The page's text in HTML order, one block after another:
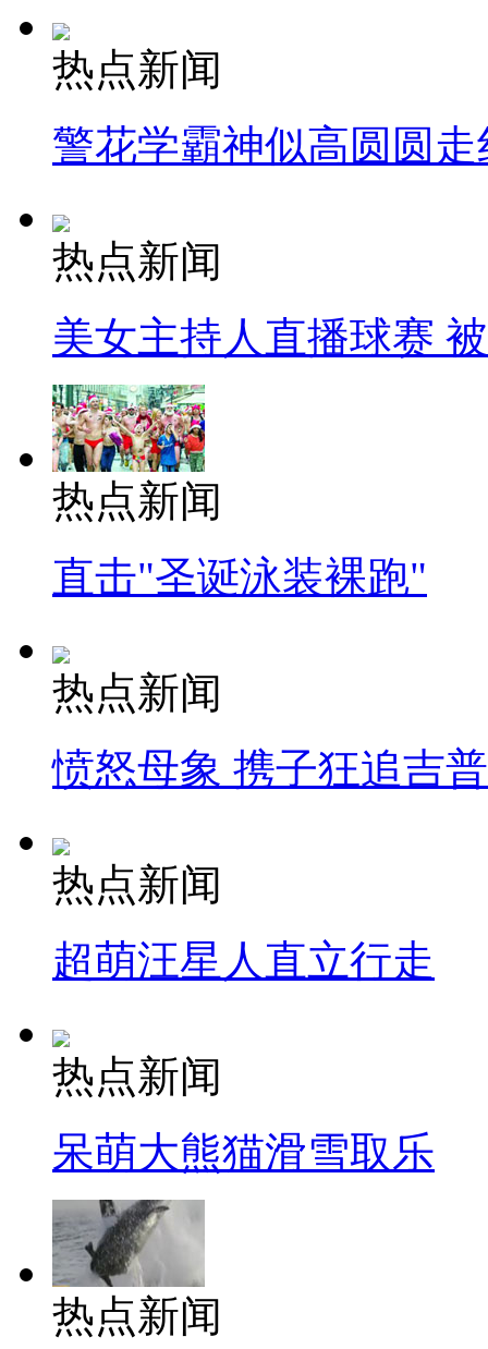
热点新闻
警花学霸神似高圆圆走
热点新闻
美女主持人直播球赛
热点新闻
直击"圣诞泳装裸跑"
热点新闻
愤怒母象 携子狂追吉
热点新闻
超萌汪星人直立行走
热点新闻
呆萌大熊猫滑雪取乐
热点新闻